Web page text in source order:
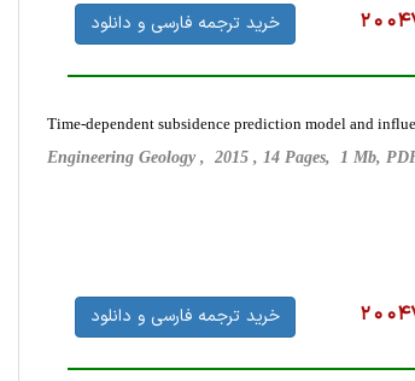
خرید ترجمه فارسی و دانلود
Time-dependent subsidence prediction model and
Engineering Geology , 2015 , 14 Pages, 1 Mb,
خرید ترجمه فارسی و دانلود